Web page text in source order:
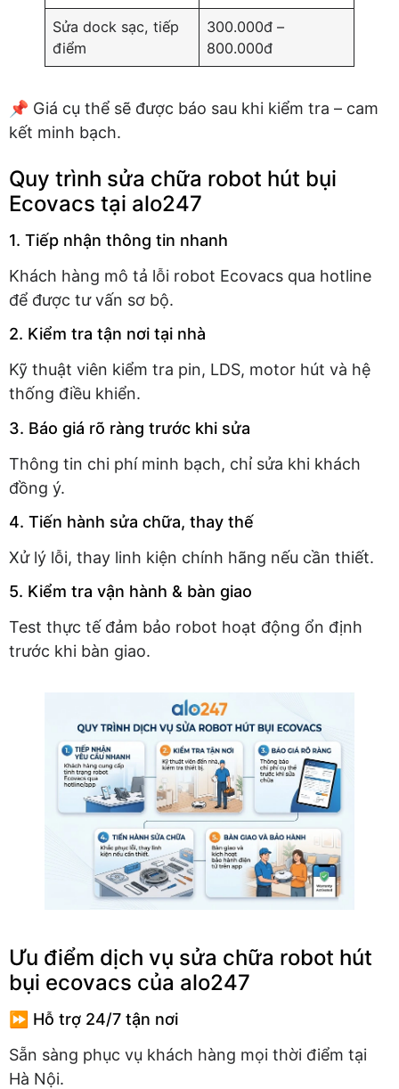
Sửa dock sạc, tiếp
điểm
300.000đ –
800.000đ
📌 Giá cụ thể sẽ được báo sau khi kiểm tra – cam
kết minh bạch.
Quy trình sửa chữa robot hút bụi
Ecovacs tại alo247
1. Tiếp nhận thông tin nhanh
Khách hàng mô tả lỗi robot Ecovacs qua hotline
để được tư vấn sơ bộ.
2. Kiểm tra tận nơi tại nhà
Kỹ thuật viên kiểm tra pin, LDS, motor hút và hệ
thống điều khiển.
3. Báo giá rõ ràng trước khi sửa
Thông tin chi phí minh bạch, chỉ sửa khi khách
đồng ý.
4. Tiến hành sửa chữa, thay thế
Xử lý lỗi, thay linh kiện chính hãng nếu cần thiết.
5. Kiểm tra vận hành & bàn giao
Test thực tế đảm bảo robot hoạt động ổn định
trước khi bàn giao.
Ưu điểm dịch vụ sửa chữa robot hút
bụi ecovacs của alo247
⏩ Hỗ trợ 24/7 tận nơi
Sẵn sàng phục vụ khách hàng mọi thời điểm tại
Hà Nội.